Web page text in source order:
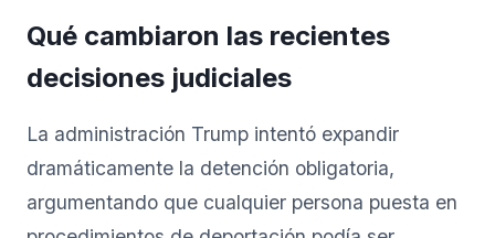
Qué cambiaron las recientes
decisiones judiciales
La administración Trump intentó expandir
dramáticamente la detención obligatoria,
argumentando que cualquier persona puesta en